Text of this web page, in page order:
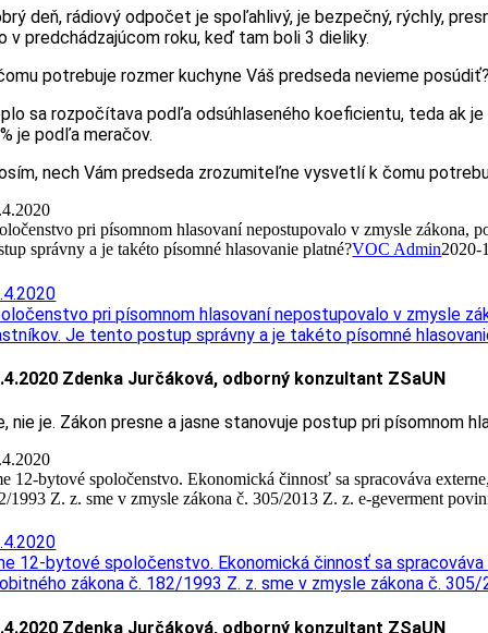
deň, rádiový odpočet je spoľahlivý, je bezpečný, rýchly,
v predchádzajúcom roku, keď tam boli 3 dieliky.
potrebuje rozmer kuchyne Váš predseda nevieme
sa rozpočítava podľa odsúhlaseného koeficientu, teda ak
je podľa meračov.
nech Vám predseda zrozumiteľne vysvetlí k čomu
pri písomnom hlasovaní nepostupovalo v zmysle zákona,
správny a je takéto písomné hlasovanie platné?VOC Admin2020-
pri písomnom hlasovaní nepostupovalo v zmysle
Je tento postup správny a je takéto písomné
Zdenka Jurčáková, odborný konzultant ZSaUN
nie je. Zákon presne a jasne stanovuje postup pri písomnom
12-bytové spoločenstvo. Ekonomická činnosť sa spracováva
1993 Z. z. sme v zmysle zákona č. 305/2013 Z. z. e-geverment
12-bytové spoločenstvo. Ekonomická činnosť sa
zákona č. 182/1993 Z. z. sme v zmysle zákona č.
Zdenka Jurčáková, odborný konzultant ZSaUN